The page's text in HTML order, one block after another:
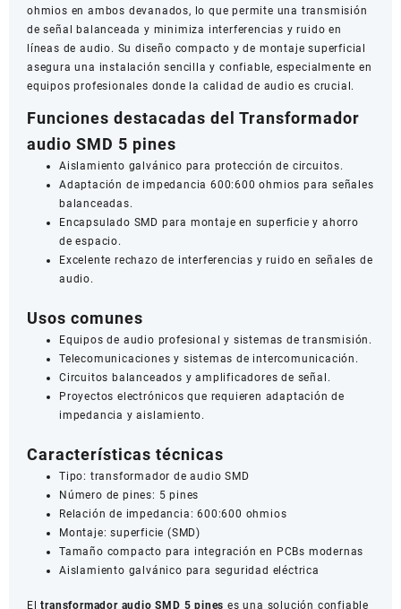
ohmios en ambos devanados, lo que permite una transmisión
de señal balanceada y minimiza interferencias y ruido en
líneas de audio. Su diseño compacto y de montaje superficial
asegura una instalación sencilla y confiable, especialmente en
equipos profesionales donde la calidad de audio es crucial.
Funciones destacadas del Transformador
audio SMD 5 pines
Aislamiento galvánico para protección de circuitos.
Adaptación de impedancia 600:600 ohmios para señales
balanceadas.
Encapsulado SMD para montaje en superficie y ahorro
de espacio.
Excelente rechazo de interferencias y ruido en señales de
audio.
Usos comunes
Equipos de audio profesional y sistemas de transmisión.
Telecomunicaciones y sistemas de intercomunicación.
Circuitos balanceados y amplificadores de señal.
Proyectos electrónicos que requieren adaptación de
impedancia y aislamiento.
Características técnicas
Tipo: transformador de audio SMD
Número de pines: 5 pines
Relación de impedancia: 600:600 ohmios
Montaje: superficie (SMD)
Tamaño compacto para integración en PCBs modernas
Aislamiento galvánico para seguridad eléctrica
Eltransformador audio SMD 5 pines es una solución confiable